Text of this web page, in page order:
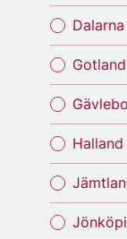
Dalarna
Gotland
Halland